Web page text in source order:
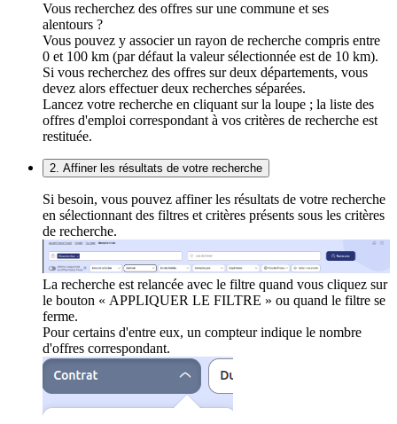
Vous recherchez des offres sur une commune et ses
alentours ?
Vous pouvez y associer un rayon de recherche compris entre
0 et 100 km (par défaut la valeur sélectionnée est de 10 km).
Si vous recherchez des offres sur deux départements, vous
devez alors effectuer deux recherches séparées.
Lancez votre recherche en cliquant sur la loupe ; la liste des
offres d'emploi correspondant à vos critères de recherche est
restituée.
2. Affiner les résultats de votre recherche
Si besoin, vous pouvez affiner les résultats de votre recherche
en sélectionnant des filtres et critères présents sous les critères
de recherche.
La recherche est relancée avec le filtre quand vous cliquez sur
le bouton « APPLIQUER LE FILTRE » ou quand le filtre se
ferme.
Pour certains d'entre eux, un compteur indique le nombre
d'offres correspondant.